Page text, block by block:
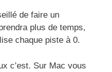
de faire un
plus de temps,
chaque piste à 0.
c’est. Sur Mac vous